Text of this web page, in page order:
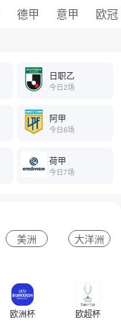
德甲 意甲 欧冠
日职乙
今日2场
阿甲
今日6场
荷甲
今日7场
美洲 大洋洲
欧洲杯 欧超杯